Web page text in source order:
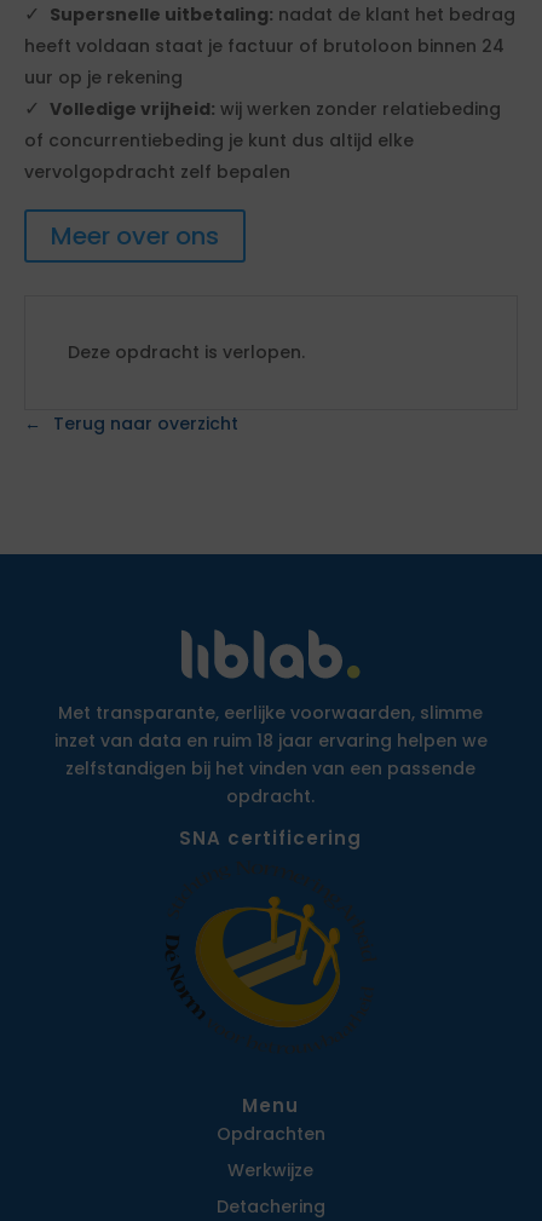
Supersnelle uitbetaling: nadat de klant het bedrag
heeft voldaan staat je factuur of brutoloon binnen 24
uur op je rekening
Volledige vrijheid: wij werken zonder relatiebeding
of concurrentiebeding je kunt dus altijd elke
vervolgopdracht zelf bepalen
Meer over ons
Deze opdracht is verlopen.
Terug naar overzicht
Met transparante, eerlijke voorwaarden, slimme
inzet van data en ruim 18 jaar ervaring helpen we
zelfstandigen bij het vinden van een passende
opdracht.
SNA certificering
Menu
Opdrachten
Werkwijze
Detachering